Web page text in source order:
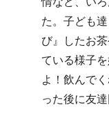
た。子ども
び』したお
ている様子
よ！飲んで
った後に友